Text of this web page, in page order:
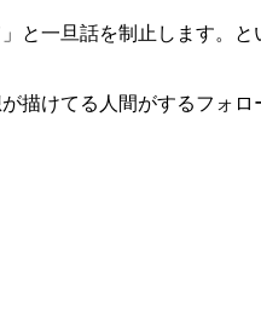
と一旦話を制止します。
描けてる人間がするフォ